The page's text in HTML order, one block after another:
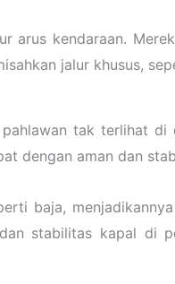
kendaraan.
jalur khusus,
tak terlihat di
dengan aman dan
baja,
stabilitas kapal di